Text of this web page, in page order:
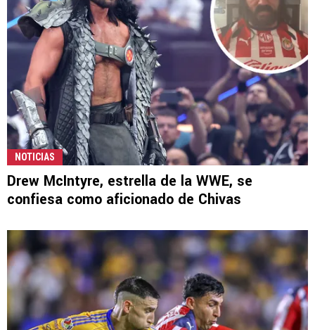
NOTICIAS
Drew McIntyre, estrella de la WWE, se
confiesa como aficionado de Chivas